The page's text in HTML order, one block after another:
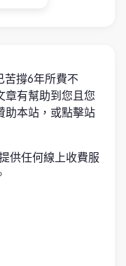
撐6年所費不
章有幫助到您且您
助本站，或點擊站
供任何線上收費服